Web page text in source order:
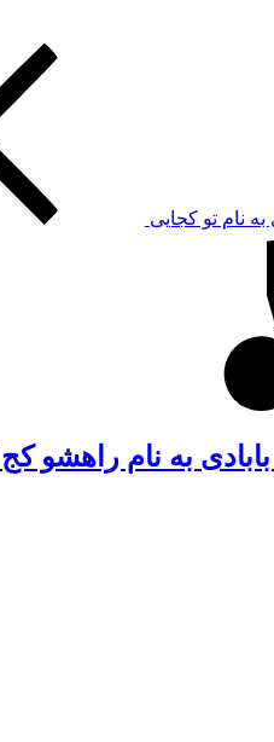
نام تو کجایی
بابادی به نام راهشو